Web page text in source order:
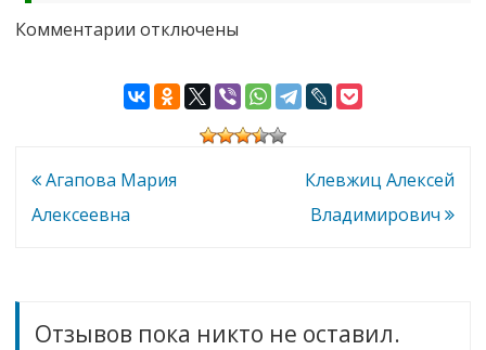
Комментарии к
Татьяна
Владимировна
отключены
Навигация
по
Агапова Мария
Алексеевна
Клевжиц Алексей
Владимирович
Отзывов пока никто не оставил.